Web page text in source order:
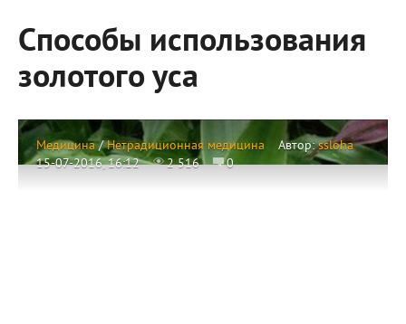
Способы использования
золотого уса
Медицина/Нетрадиционная медицина Автор:ssloha
15-07-2016, 16:12
2 516 0